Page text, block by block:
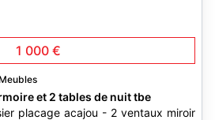
1 000 €
Meubles
et 2 tables de nuit tbe
placage acajou - 2 ventaux miroir